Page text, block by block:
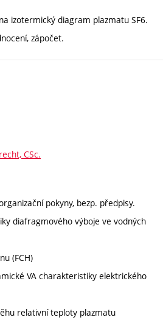
izotermický diagram plazmatu SF6.
zápočet.
CSc.
pokyny, bezp. předpisy.
diafragmového výboje ve vodných
(FCH)
VA charakteristiky elektrického
relativní teploty plazmatu